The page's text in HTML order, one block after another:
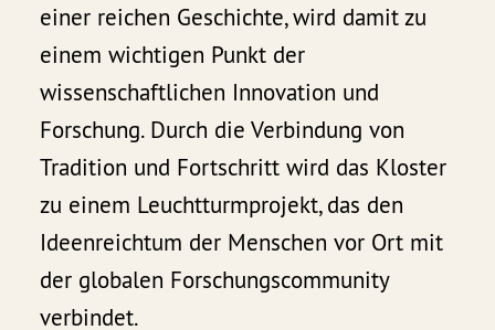
einer reichen Geschichte, wird damit zu
einem wichtigen Punkt der
wissenschaftlichen Innovation und
Forschung. Durch die Verbindung von
Tradition und Fortschritt wird das Kloster
zu einem Leuchtturmprojekt, das den
Ideenreichtum der Menschen vor Ort mit
der globalen Forschungscommunity
verbindet.